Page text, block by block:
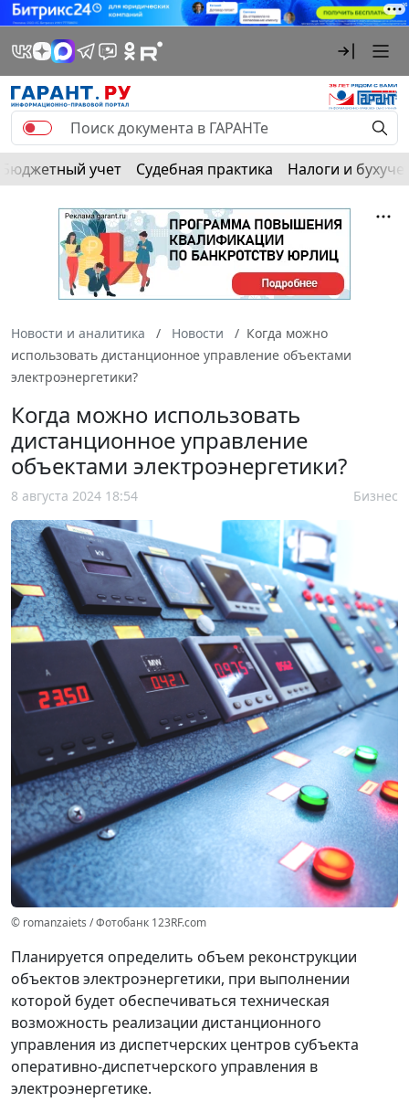
Бюджетный учет Судебная практика Налоги и
Новости и аналитика Новости
Когда можно
использовать дистанционное управление объектами
электроэнергетики?
Когда можно использовать
дистанционное управление
объектами электроэнергетики?
8 августа 2024 18:54 Бизнес
© romanzaiets / Фотобанк 123RF.com
Планируется определить объем реконструкции
объектов электроэнергетики, при выполнении
которой будет обеспечиваться техническая
возможность реализации дистанционного
управления из диспетчерских центров субъекта
оперативно-диспетчерского управления в
электроэнергетике.